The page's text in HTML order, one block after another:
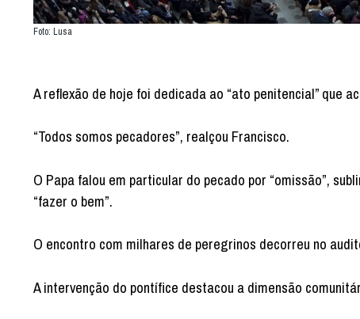
Foto: Lusa
A reflexão de hoje foi dedicada ao “ato penitencial” que
“Todos somos pecadores”, realçou Francisco.
O Papa falou em particular do pecado por “omissão”,
“fazer o bem”.
O encontro com milhares de peregrinos decorreu no
A intervenção do pontífice destacou a dimensão